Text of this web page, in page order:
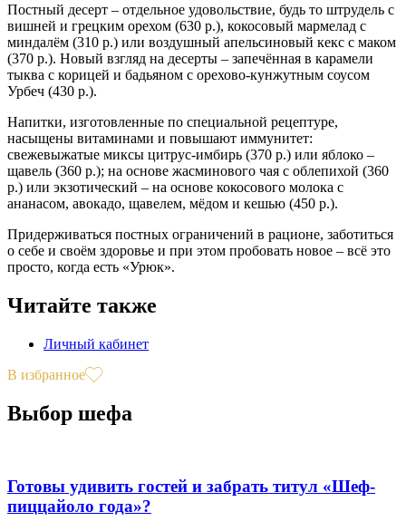
Постный десерт – отдельное удовольствие, будь то штрудель с
вишней и грецким орехом (630 р.), кокосовый мармелад с
миндалём (310 р.) или воздушный апельсиновый кекс с маком
(370 р.). Новый взгляд на десерты – запечённая в карамели
тыква с корицей и бадьяном с орехово-кунжутным соусом
Урбеч (430 р.).
Напитки, изготовленные по специальной рецептуре,
насыщены витаминами и повышают иммунитет:
свежевыжатые миксы цитрус-имбирь (370 р.) или яблоко –
щавель (360 р.); на основе жасминового чая с облепихой (360
р.) или экзотический – на основе кокосового молока с
ананасом, авокадо, щавелем, мёдом и кешью (450 р.).
Придерживаться постных ограничений в рационе, заботиться
о себе и своём здоровье и при этом пробовать новое – всё это
просто, когда есть «Урюк».
Читайте также
Личный кабинет
В избранное
Выбор шефа
Готовы удивить гостей и забрать титул «Шеф-
пиццайоло года»?